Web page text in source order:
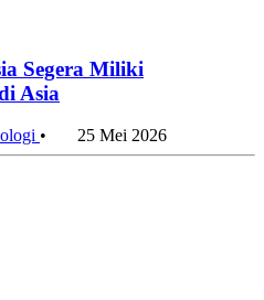
Segera Miliki
Asia
• 25 Mei 2026